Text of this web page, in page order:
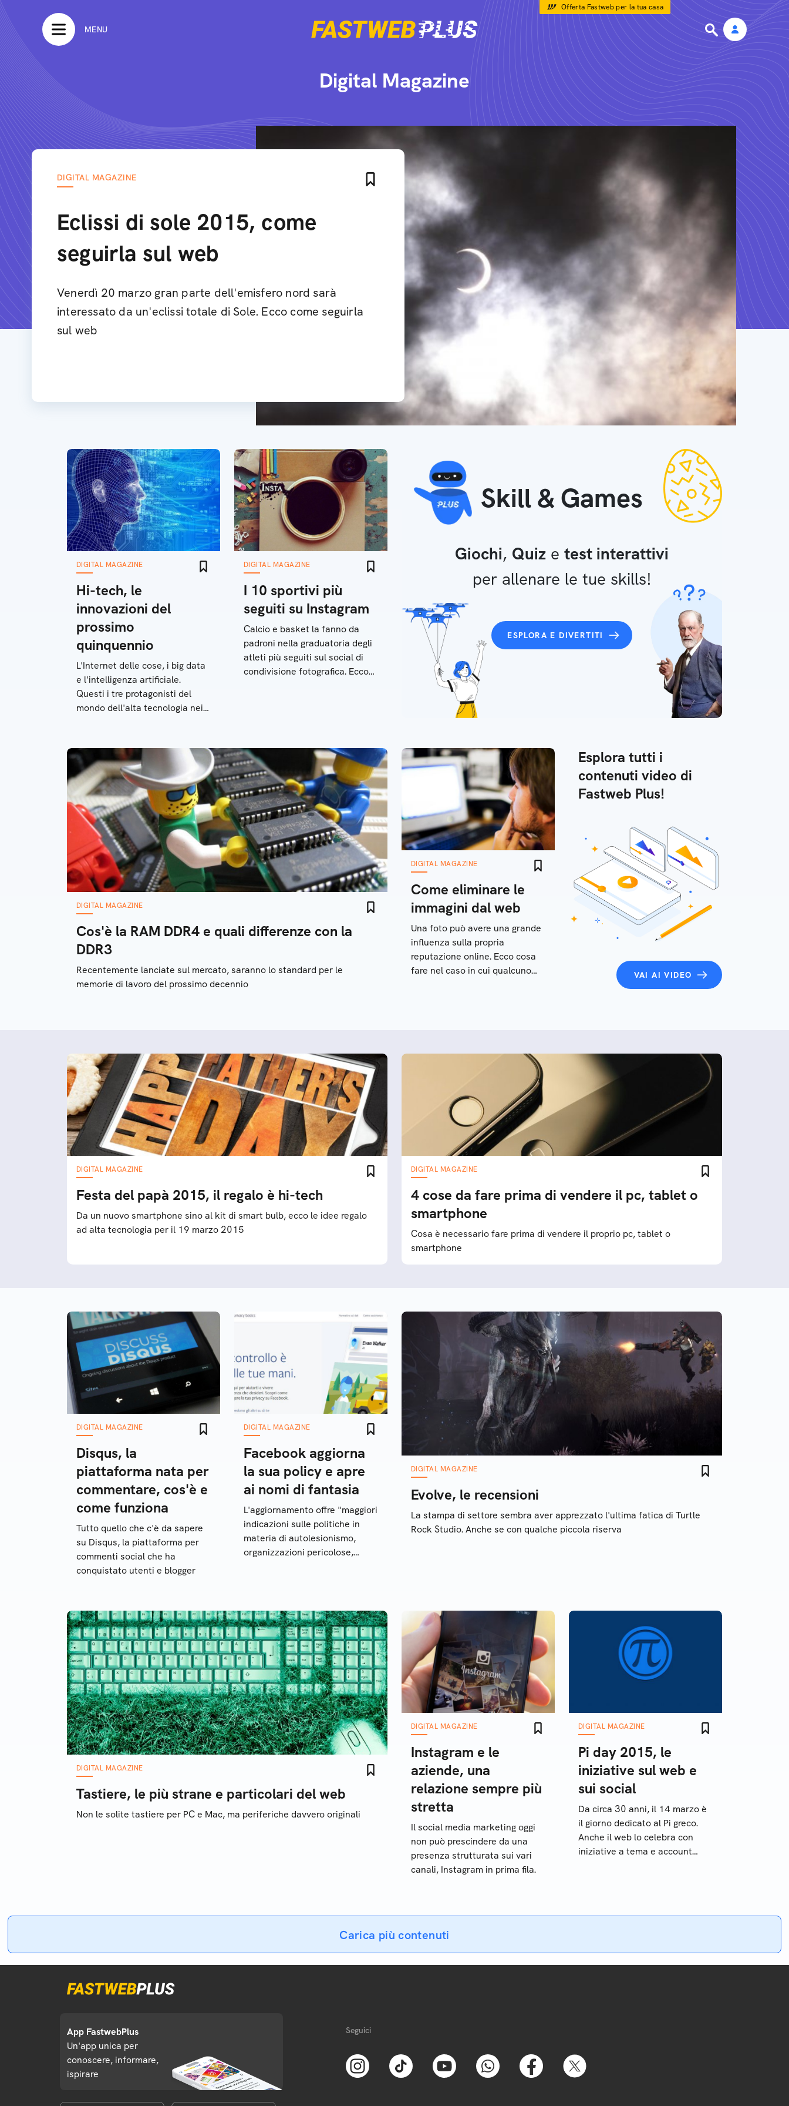
Offerta Fastweb per la tua casa
MENU
Digital Magazine
DIGITAL MAGAZINE
Eclissi di sole 2015, come
seguirla sul web
Venerdì 20 marzo gran parte dell'emisfero nord sarà
interessato da un'eclissi totale di Sole. Ecco come seguirla
sul web
DIGITAL MAGAZINE
Hi-tech, le
innovazioni del
prossimo
quinquennio
L'Internet delle cose, i big data
e l'intelligenza artificiale.
Questi i tre protagonisti del
mondo dell'alta tecnologia nei
DIGITAL MAGAZINE
I 10 sportivi più
seguiti su Instagram
Calcio e basket la fanno da
padroni nella graduatoria degli
atleti più seguiti sul social di
condivisione fotografica. Ecco
Skill & Games
Giochi, Quiz e test interattivi
per allenare le tue skills!
ESPLORA E DIVERTITI
DIGITAL MAGAZINE
Cos'è la RAM DDR4 e quali differenze con la
DDR3
Recentemente lanciate sul mercato, saranno lo standard per le
memorie di lavoro del prossimo decennio
DIGITAL MAGAZINE
Come eliminare le
immagini dal web
Una foto può avere una grande
influenza sulla propria
reputazione online. Ecco cosa
fare nel caso in cui qualcuno
Esplora tutti i
contenuti video di
Fastweb Plus!
VAI AI VIDEO
DIGITAL MAGAZINE
Festa del papà 2015, il regalo è hi-tech
Da un nuovo smartphone sino al kit di smart bulb, ecco le idee regalo
ad alta tecnologia per il 19 marzo 2015
DIGITAL MAGAZINE
4 cose da fare prima di vendere il pc, tablet o
smartphone
Cosa è necessario fare prima di vendere il proprio pc, tablet o
smartphone
DIGITAL MAGAZINE
Disqus, la
piattaforma nata per
commentare, cos'è e
come funziona
Tutto quello che c'è da sapere
su Disqus, la piattaforma per
commenti social che ha
conquistato utenti e blogger
DIGITAL MAGAZINE
Facebook aggiorna
la sua policy e apre
ai nomi di fantasia
L'aggiornamento offre "maggiori
indicazioni sulle politiche in
materia di autolesionismo,
organizzazioni pericolose,
espressioni di odio, violenza e
contenuti grafici�”
DIGITAL MAGAZINE
Evolve, le recensioni
La stampa di settore sembra aver apprezzato l'ultima fatica di Turtle
Rock Studio. Anche se con qualche piccola riserva
DIGITAL MAGAZINE
Tastiere, le più strane e particolari del web
Non le solite tastiere per PC e Mac, ma periferiche davvero originali
DIGITAL MAGAZINE
Instagram e le
aziende, una
relazione sempre più
stretta
Il social media marketing oggi
non può prescindere da una
presenza strutturata sui vari
canali, Instagram in prima fila.
DIGITAL MAGAZINE
Pi day 2015, le
iniziative sul web e
sui social
Da circa 30 anni, il 14 marzo è
il giorno dedicato al Pi greco.
Anche il web lo celebra con
iniziative a tema e account
Carica più contenuti
App FastwebPlus
Un'app unica per
conoscere, informare,
ispirare
Seguici